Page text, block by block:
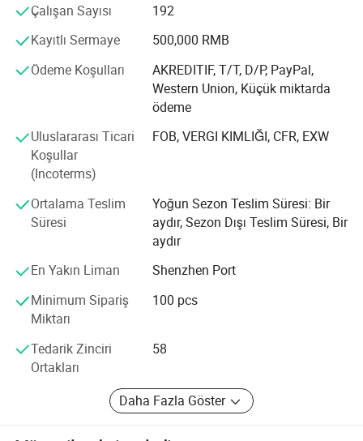
Artık saç kesme makinesi, tırnak taşlama motoru, su
fıskiyesi, kurutucu, kurutucu fırçası, ağaç temizleme
cihazı, köpek balonu, besleyici, diş fırçası, kedi tuvaleti,
köpek eğitim cihazı, yemek masası, bakım seti, saç kesme
mod lambası, saç kurutma makinesi, saç kurutma
makinesi, saç kurutma makinesi, saç kurutma makinesi,
saç kesme makinesi ve diğer.
Aynı zamanda CE, RoHS, FCC ve CCC tarafından
onaylanan ürünlerimizin bir parçası olan OEM ve ODM
hizmetini de profesyonel bir şekilde yapıyoruz. Bazılarında
yardımcı patentler var. Bazı ürünler için ABD, Avrupa ve
Japonya patentleri de aldık
Çalışan Sayısı
192
Kayıtlı Sermaye
500,000 RMB
Ödeme Koşulları
AKREDITIF, T/T, D/P, PayPal,
Western Union, Küçük miktarda
ödeme
Uluslararası Ticari
Koşullar
(Incoterms)
FOB, VERGI KIMLIĞI, CFR, EXW
Ortalama Teslim
Süresi
Yoğun Sezon Teslim Süresi: Bir
aydır, Sezon Dışı Teslim Süresi, Bir
aydır
En Yakın Liman
Shenzhen Port
Minimum Sipariş
Miktarı
100 pcs
Tedarik Zinciri
Ortakları
58
Daha Fazla Göster